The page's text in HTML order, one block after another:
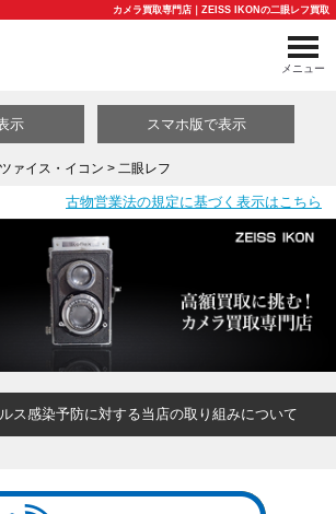
カメラ買取専門店｜ZEISS IKONの二眼レフ買取
メニュー
示 スマホ版で表示
ツァイス・イコン > 二眼レフ
古物営業法の規定に基づく表示はこちら
ス感染予防に対する当店の取り組みについて